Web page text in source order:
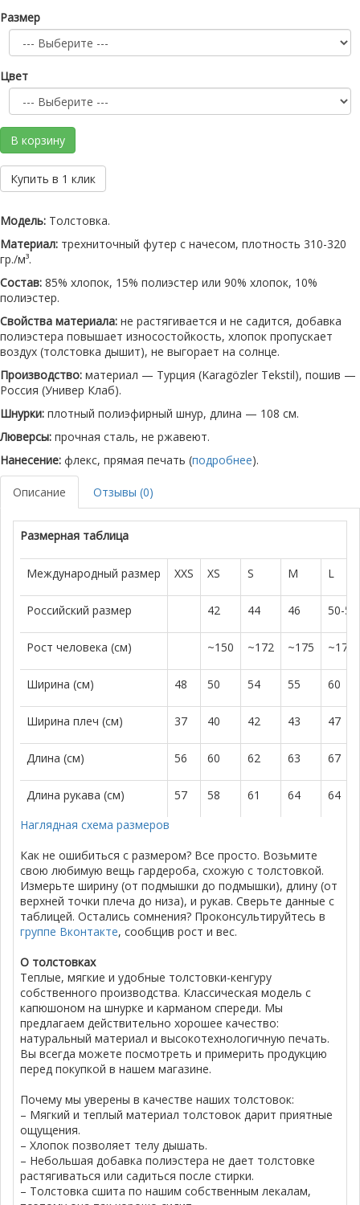
Размер
Цвет
В корзину
Купить в 1 клик
Модель: Толстовка.
Материал: трехниточный футер с начесом, плотность 310-320
гр./м³.
Состав: 85% хлопок, 15% полиэстер или 90% хлопок, 10%
полиэстер.
Свойства материала: не растягивается и не садится, добавка
полиэстера повышает износостойкость, хлопок пропускает
воздух (толстовка дышит), не выгорает на солнце.
Производство: материал — Турция (Karagözler Tekstil), пошив —
Россия (Универ Клаб).
Шнурки: плотный полиэфирный шнур, длина — 108 см.
Люверсы: прочная сталь, не ржавеют.
Нанесение: флекс, прямая печать (подробнее).
Описание Отзывы (0)
Размерная таблица
Международный размер XXS XS S M L
Российский размер 42 44 46 50-52
Рост человека (см) ~150 ~172 ~175 ~179
Ширина (см) 48 50 54 55 60
Ширина плеч (см) 37 40 42 43 47
Длина (см) 56 60 62 63 67
Длина рукава (см) 57 58 61 64
64
Наглядная схема размеров
Как не ошибиться с размером? Все просто. Возьмите
свою любимую вещь гардероба, схожую с толстовкой.
Измерьте ширину (от подмышки до подмышки), длину (от
верхней точки плеча до низа), и рукав. Сверьте данные с
таблицей. Остались сомнения? Проконсультируйтесь в
группе Вконтакте, сообщив рост и вес.
О толстовках
Теплые, мягкие и удобные толстовки-кенгуру
собственного производства. Классическая модель с
капюшоном на шнурке и карманом спереди. Мы
предлагаем действительно хорошее качество:
натуральный материал и высокотехнологичную печать.
Вы всегда можете посмотреть и примерить продукцию
перед покупкой в нашем магазине.
Почему мы уверены в качестве наших толстовок:
– Мягкий и теплый материал толстовок дарит приятные
ощущения.
– Хлопок позволяет телу дышать.
– Небольшая добавка полиэстера не дает толстовке
растягиваться или садиться после стирки.
– Толстовка сшита по нашим собственным лекалам,